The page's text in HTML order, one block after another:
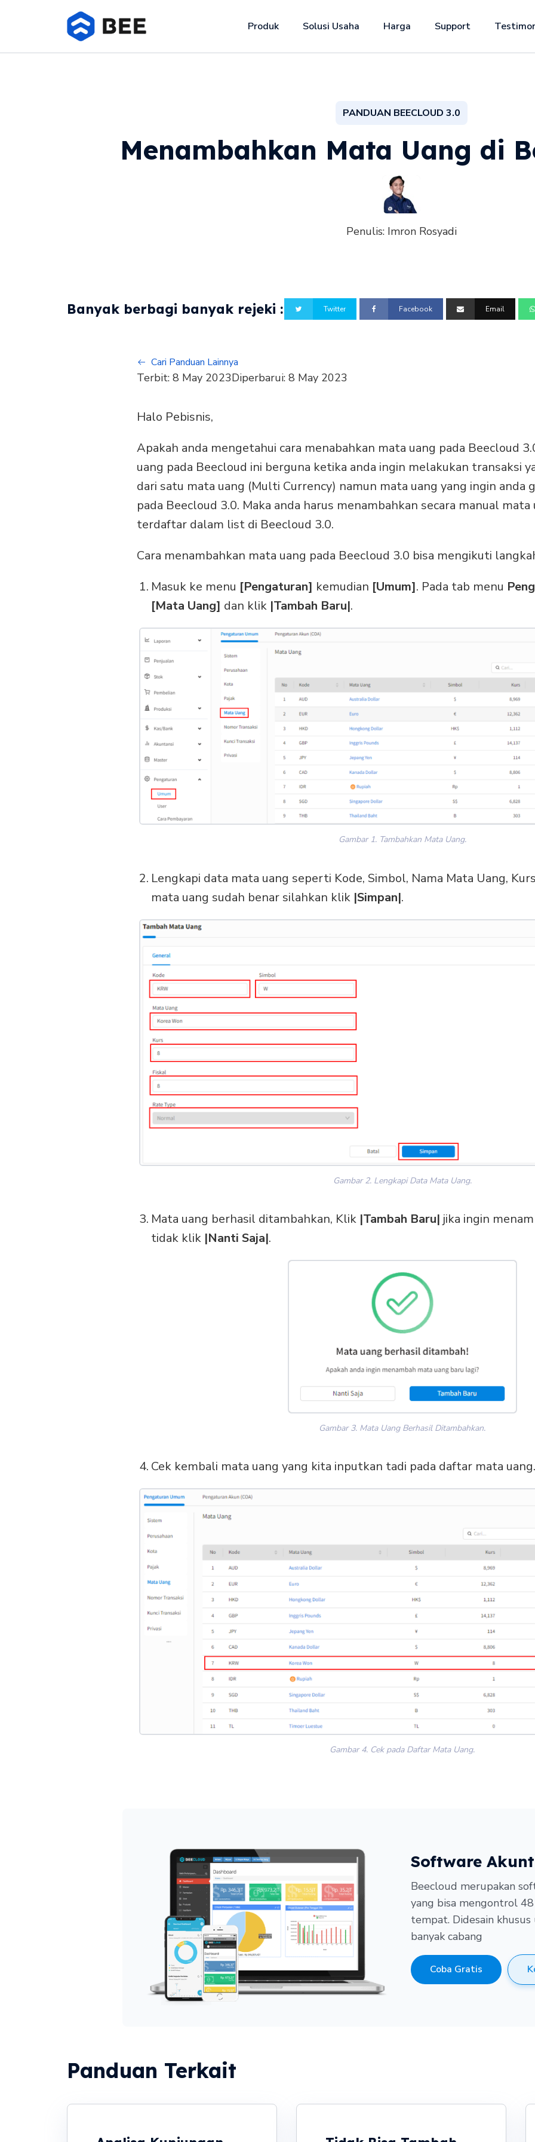
Produk Solusi Usaha Harga Support
PANDUAN BEECLOUD 3.0
Menambahkan Mata Uang di
Penulis: Imron Rosyadi
Banyak berbagi banyak rejeki : Twitter Facebook Email
Cari Panduan Lainnya
Terbit:8 May 2023Diperbarui:8 May 2023
Halo Pebisnis,
Apakah anda mengetahui cara menabahkan mata uang pada Beecloud
uang pada Beecloud ini berguna ketika anda ingin melakukan transaksi
dari satu mata uang (Multi Currency) namun mata uang yang ingin anda
pada Beecloud 3.0. Maka anda harus menambahkan secara manual
terdaftar dalam list di Beecloud 3.0.
Cara menambahkan mata uang pada Beecloud 3.0 bisa mengikuti
Masuk ke menu [Pengaturan] kemudian [Umum]. Pada tab menu
[Mata Uang] dan klik |Tambah Baru|.
Gambar 1. Tambahkan Mata Uang.
Lengkapi data mata uang seperti Kode, Simbol, Nama Mata Uang,
mata uang sudah benar silahkan klik |Simpan|.
Gambar 2. Lengkapi Data Mata Uang.
Mata uang berhasil ditambahkan, Klik |Tambah Baru| jika ingin
tidak klik |Nanti Saja|.
Gambar 3. Mata Uang Berhasil Ditambahkan.
Cek kembali mata uang yang kita inputkan tadi pada daftar mata
Gambar 4. Cek pada Daftar Mata Uang.
Software
Beecloud merupakan
yang bisa mengontrol
tempat. Didesain
banyak cabang
Coba Gratis
Panduan Terkait